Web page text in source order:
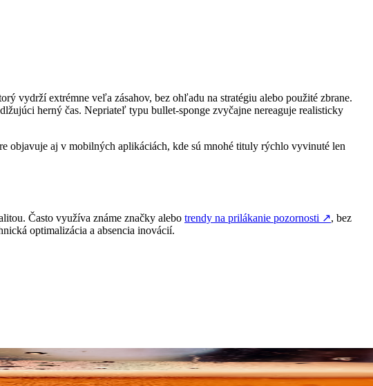
vydrží extrémne veľa zásahov, bez ohľadu na stratégiu alebo použité zbrane.
herný čas. Nepriateľ typu bullet-sponge zvyčajne nereaguje realisticky
objavuje aj v mobilných aplikáciách, kde sú mnohé tituly rýchlo vyvinuté len
Často využíva známe značky alebo trendy na prilákanie pozornosti ↗, bez
optimalizácia a absencia inovácií.